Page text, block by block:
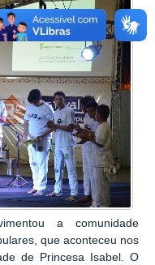
a comunidade
que aconteceu nos
de Princesa Isabel. O